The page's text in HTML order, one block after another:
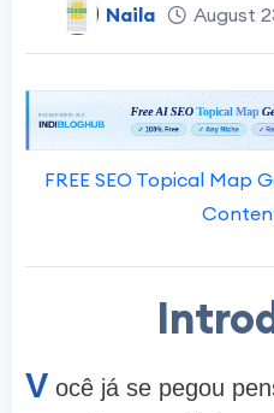
Naila August
FREE SEO Topical Map
V ocê já se pegou